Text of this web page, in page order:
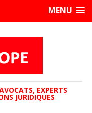
MENU
EXPERTS
JURIDIQUES